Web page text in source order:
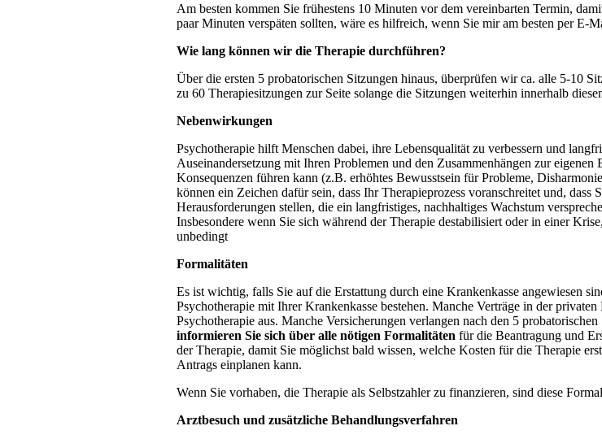
Am besten kommen Sie frühestens 10 Minuten vor dem vereinbarten Termin,
paar Minuten verspäten sollten, wäre es hilfreich, wenn Sie mir am besten per E-
Wie lang können wir die Therapie durchführen?
Über die ersten 5 probatorischen Sitzungen hinaus, überprüfen wir ca. alle 5-10
zu 60 Therapiesitzungen zur Seite solange die Sitzungen weiterhin innerhalb
Nebenwirkungen
Psychotherapie hilft Menschen dabei, ihre Lebensqualität zu verbessern und
Auseinandersetzung mit Ihren Problemen und den Zusammenhängen zur
Konsequenzen führen kann (z.B. erhöhtes Bewusstsein für Probleme,
können ein Zeichen dafür sein, dass Ihr Therapieprozess voranschreitet und,
Herausforderungen stellen, die ein langfristiges, nachhaltiges Wachstum
Insbesondere wenn Sie sich während der Therapie destabilisiert oder in einer
unbedingt
Formalitäten
Es ist wichtig, falls Sie auf die Erstattung durch eine Krankenkasse angewiesen
Psychotherapie mit Ihrer Krankenkasse bestehen. Manche Verträge in der
Psychotherapie aus. Manche Versicherungen verlangen nach den 5
informieren Sie sich über alle nötigen Formalitäten für die Beantragung und
der Therapie, damit Sie möglichst bald wissen, welche Kosten für die Therapie
Antrags einplanen kann.
Wenn Sie vorhaben, die Therapie als Selbstzahler zu finanzieren, sind diese
Arztbesuch und zusätzliche Behandlungsverfahren